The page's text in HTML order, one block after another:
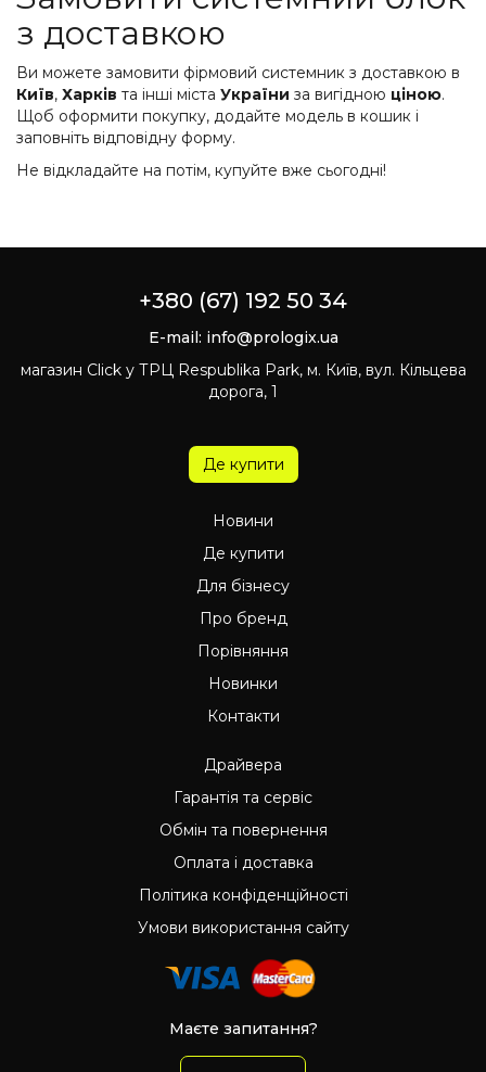
з доставкою
Ви можете замовити фірмовий системник з доставкою в
Київ, Харків та інші міста України за вигідною ціною.
Щоб оформити покупку, додайте модель в кошик і
заповніть відповідну форму.
Не відкладайте на потім, купуйте вже сьогодні!
+380 (67) 192 50 34
E-mail: info@prologix.ua
магазин Click у ТРЦ Respublika Park, м. Київ, вул. Кільцева
дорога, 1
Де купити
Новини
Де купити
Для бізнесу
Про бренд
Порівняння
Новинки
Контакти
Драйвера
Гарантія та сервіс
Обмін та повернення
Оплата і доставка
Політика конфіденційності
Умови використання сайту
Маєте запитання?